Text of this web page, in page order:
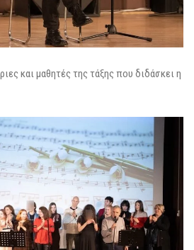
και μαθητές της τάξης που διδάσκει η